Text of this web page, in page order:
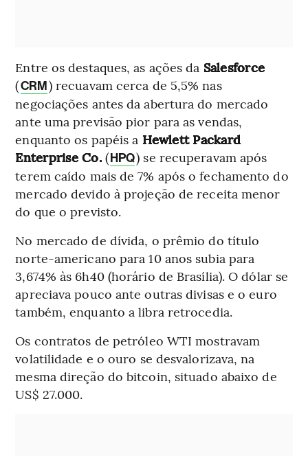
Entre os destaques, as ações da Salesforce
(CRM) recuavam cerca de 5,5% nas
negociações antes da abertura do mercado
ante uma previsão pior para as vendas,
enquanto os papéis a Hewlett Packard
Enterprise Co.(HPQ) se recuperavam após
terem caído mais de 7% após o fechamento do
mercado devido à projeção de receita menor
do que o previsto.
No mercado de dívida, o prêmio do título
norte-americano para 10 anos subia para
3,674% às 6h40 (horário de Brasília). O dólar se
apreciava pouco ante outras divisas e o euro
também, enquanto a libra retrocedia.
Os contratos de petróleo WTI mostravam
volatilidade e o ouro se desvalorizava, na
mesma direção do bitcoin, situado abaixo de
US$ 27.000.